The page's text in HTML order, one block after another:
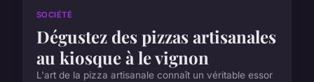
SOCIÉTÉ
Dégustez des pizzas artisanales
au kiosque à le vignon
L'art de la pizza artisanale connaît un véritable essor